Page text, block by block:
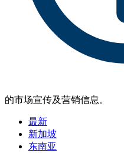
的市场宣传及营销信息。
最新
新加坡
东南亚